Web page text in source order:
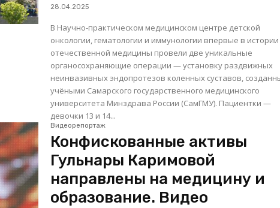
28.04.2025
В Научно-практическом медицинском центре детской
онкологии, гематологии и иммунологии впервые в истории
отечественной медицины провели две уникальные
органосохраняющие операции — установку раздвижных
неинвазивных эндопротезов коленных суставов,
учёными Самарского государственного медицинского
университета Минздрава России (СамГМУ). Пациентки —
девочки 13 и 14...
Видеорепортаж
Конфискованные активы
Гульнары Каримовой
направлены на медицину и
образование. Видео